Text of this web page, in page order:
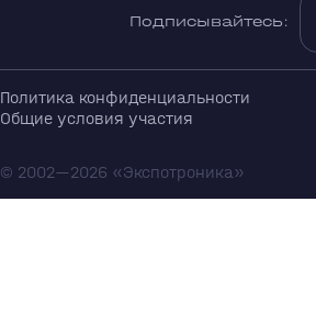
Подписывайтесь:
Политика конфиденциальности
Общие условия участия
© 2002—2026 «Экспотроника»